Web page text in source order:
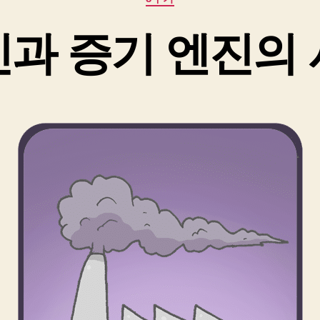
테
리
증기 엔진의